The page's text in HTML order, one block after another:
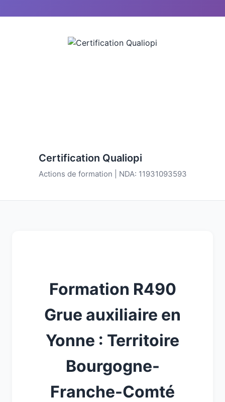
Certification Qualiopi
Actions de formation | NDA: 11931093593
Formation R490
Grue auxiliaire en
Yonne : Territoire
Bourgogne-
Franche-Comté